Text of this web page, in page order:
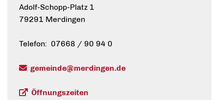
Adolf-Schopp-Platz 1
79291 Merdingen
Telefon: 07668 / 90 94 0
gemeinde@merdingen.de
Öffnungszeiten